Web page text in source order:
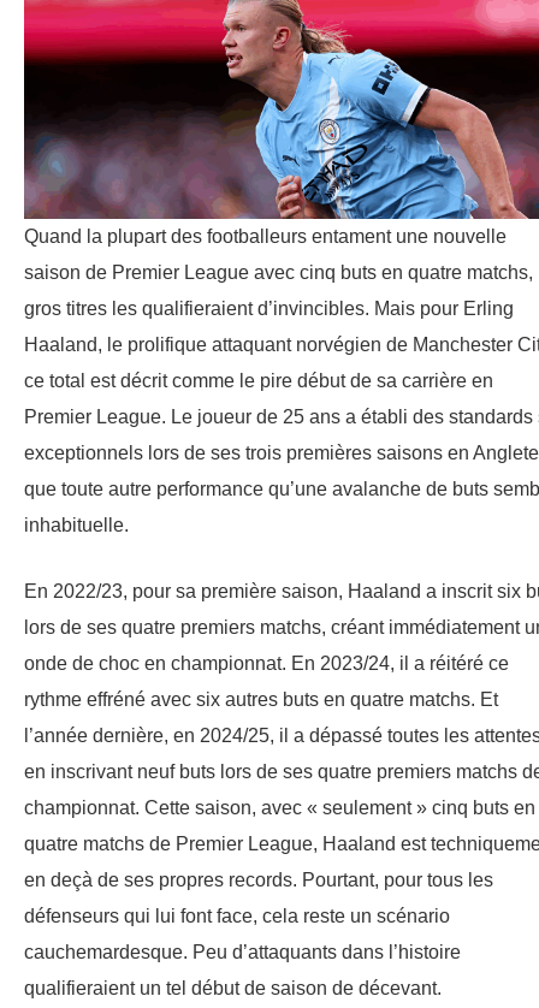
Quand la plupart des footballeurs entament une nouvelle
saison de Premier League avec cinq buts en quatre matchs,
gros titres les qualifieraient d’invincibles. Mais pour Erling
Haaland, le prolifique attaquant norvégien de Manchester
ce total est décrit comme le pire début de sa carrière en
Premier League. Le joueur de 25 ans a établi des standards
exceptionnels lors de ses trois premières saisons en
que toute autre performance qu’une avalanche de buts
inhabituelle.
En 2022/23, pour sa première saison, Haaland a inscrit six
lors de ses quatre premiers matchs, créant immédiatement
onde de choc en championnat. En 2023/24, il a réitéré ce
rythme effréné avec six autres buts en quatre matchs. Et
l’année dernière, en 2024/25, il a dépassé toutes les
en inscrivant neuf buts lors de ses quatre premiers matchs
championnat. Cette saison, avec « seulement » cinq buts en
quatre matchs de Premier League, Haaland est
en deçà de ses propres records. Pourtant, pour tous les
défenseurs qui lui font face, cela reste un scénario
cauchemardesque. Peu d’attaquants dans l’histoire
qualifieraient un tel début de saison de décevant.